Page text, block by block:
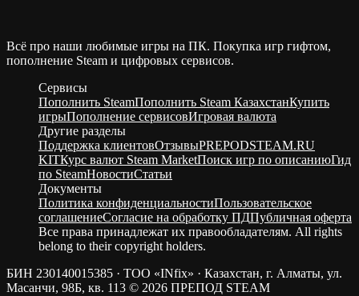
Всё про наши любимые игры на ПК. Покупка игр гифтом,
пополнение Steam и цифровых сервисов.
Сервисы
Пополнить SteamПополнить Steam КазахстанКупить
игрыПополнение сервисовИгровая валюта
Другие разделы
Поддержка клиентовОтзывыPREPODSTEAM.RU
KITКурс валют Steam MarketПоиск игр по описаниюГид
по SteamНовостиСтатьи
Документы
Политика конфиденциальностиПользовательское
соглашениеСогласие на обработку ПДПубличная оферта
Все права принадлежат их правообладателям. All rights
belong to their copyright holders.
БИН 230140015385 · ТОО «INfix» · Казахстан, г. Алматы, ул.
Масанчи, 98Б, кв. 113 © 2026 ПРЕПОД STEAM